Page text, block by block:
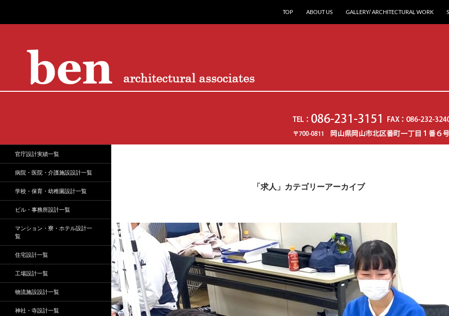
TOP
ABOUT US GALLERY/ ARCHITECTURAL WORK
「求人」カテゴリーアーカイブ
所、商業施設、医療・介護施設、こ
対応。土地提案から企画、設計監
サポートします。
官庁設計実績一覧
病院・医院・介護施設設計一覧
学校・保育・幼稚園設計一覧
ビル・事務所設計一覧
マンション・寮・ホテル設計一
覧
住宅設計一覧
工場設計一覧
物流施設設計一覧
神社・寺設計一覧